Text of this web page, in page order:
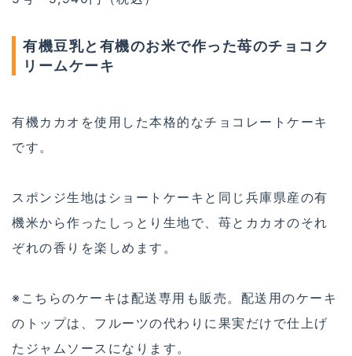
有機豆乳と有機のお米で作った苺のチョコク
リームケーキ
有機カカオを使用した本格的なチョコレートケーキ
です。
スポンジ生地はショートケーキと同じ兵庫県産の有
機米から作ったしっとり生地で、苺とカカオのそれ
ぞれの香りを楽しめます。
※こちらのケーキは配送専用も販売。配送用のケーキ
のトップは、フルーツの代わりに果実だけで仕上げ
たジャムソースになります。